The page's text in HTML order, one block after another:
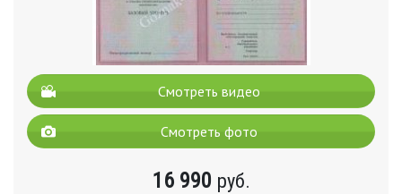
Смотреть видео
Смотреть фото
16 990 руб.